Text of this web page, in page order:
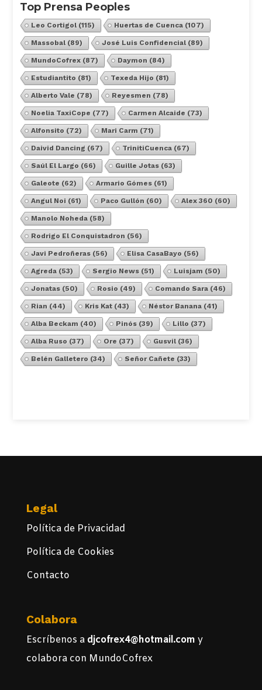
Top Prensa Peoples
Leo Cortigol(115) Huertas de Cuenca(107)
Massobal(89) José Luis Confidencial(89)
MundoCofrex(87) Daymon (84)
Estudiantito (81) Texeda Hijo (81)
Alberto Vale (78) Reyesmen (78)
Noelia TaxiCope (77) Carmen Alcaide (73)
Alfonsito (72) Mari Carm (71)
Daivid Dancing (67) TrinitiCuenca(67)
Saúl El Largo (66) Guille Jotas(63)
Galeote (62) Armario Gómes(61)
Angul Noi (61) Paco Gullón (60) Alex 360 (60)
Manolo Noheda(58)
Rodrigo El Conquistadron (56)
Javi Pedroñeras(56) Elisa CasaBayo (56)
Agreda(53) Sergio News(51) Luisjam (50)
Jonatas(50) Rosio (49) Comando Sara(46)
Rian (44) Kris Kat(43) Néstor Banana(41)
Alba Beckam (40) Pinós(39) Lillo (37)
Alba Ruso (37) Ore (37) Gusvil(36)
Belén Galletero (34) Señor Cañete (33)
Legal
Política de Privacidad
Política de Cookies
Contacto
Colabora
Escríbenos a djcofrex4@hotmail.com y
colabora con MundoCofrex